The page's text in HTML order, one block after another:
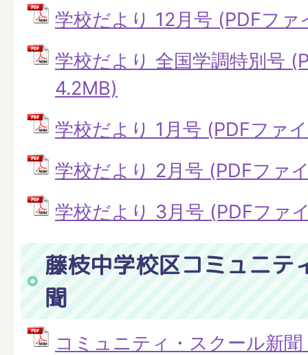
学校だより 12月号 (PDFフ
学校だより 全国学調特別号
4.2MB)
学校だより 1月号 (PDFファ
学校だより 2月号 (PDFファ
学校だより 3月号 (PDFファ
藤枝中学校区コミュニテ
聞
コミュニティ・スクール新